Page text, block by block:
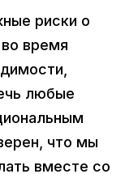
риски о
время
любые
что мы
вместе со